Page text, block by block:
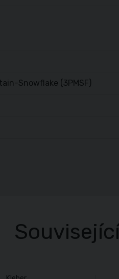
Snowflake (3PMSF)